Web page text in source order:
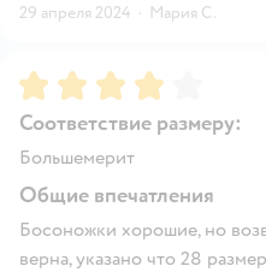
29 апреля 2024 · Мария С.
Рейтинг:4
Соответствие размеру:
Большемерит
Общие впечатления
Босоножки хорошие, но
верна, указано что 28